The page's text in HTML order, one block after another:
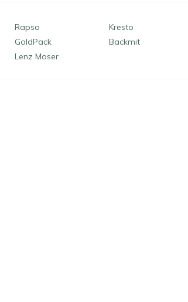
Rapso Kresto
GoldPack Backmit
Lenz Moser